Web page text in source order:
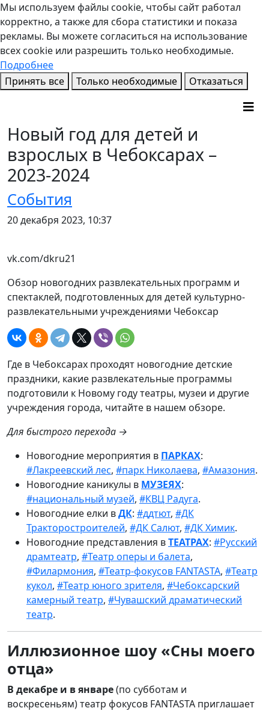
Мы используем файлы cookie, чтобы сайт работал
корректно, а также для сбора статистики и показа
рекламы. Вы можете согласиться на использование
всех cookie или разрешить только необходимые.
Подробнее
Принять все
Только необходимые Отказаться
Новый год для детей и
взрослых в Чебоксарах –
2023-2024
События
20 декабря 2023, 10:37
vk.com/dkru21
Обзор новогодних развлекательных программ и
спектаклей, подготовленных для детей культурно-
развлекательными учреждениями Чебоксар
Где в Чебоксарах проходят новогодние детские
праздники, какие развлекательные программы
подготовили к Новому году театры, музеи и другие
учреждения города, читайте в нашем обзоре.
Для быстрого перехода →
Новогодние мероприятия в ПАРКАХ:
#Лакреевский лес, #парк Николаева, #Амазония.
Новогодние каникулы в МУЗЕЯХ:
#национальный музей, #КВЦ Радуга.
Новогодние елки вДК: #ддтют, #ДК
Тракторостроителей, #ДК Салют, #ДК Химик.
Новогодние представления вТЕАТРАХ: #Русский
драмтеатр, #Театр оперы и балета,
#Филармония, #Театр-фокусов FANTASTA, #Театр
кукол, #Театр юного зрителя, #Чебоксарский
камерный театр, #Чувашский драматический
театр.
Иллюзионное шоу «Сны моего
отца»
В декабре и в январе(по субботам и
воскресеньям)театр фокусов FANTASTA приглашает